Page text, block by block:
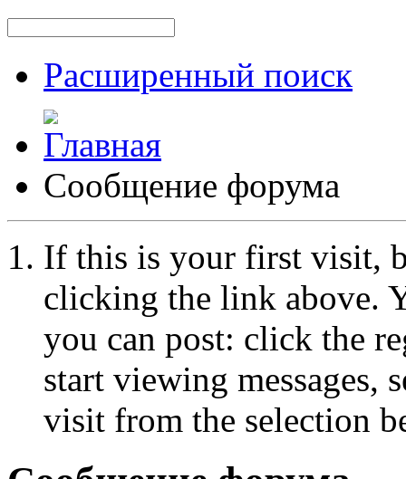
Расширенный поиск
Сообщение форума
If this is your first visit,
clicking the link above.
you can post: click the
start viewing messages,
visit from the selection